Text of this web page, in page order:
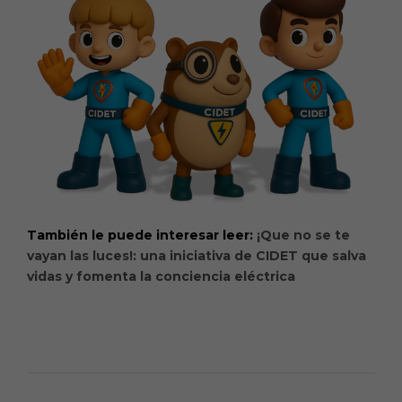
También le puede interesar leer: ¡Que no se te
vayan las luces!: una iniciativa de CIDET que salva
vidas y fomenta la conciencia eléctrica